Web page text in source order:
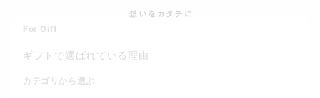
For Gift
ギフトで選ばれている理由
カテゴリから選ぶ